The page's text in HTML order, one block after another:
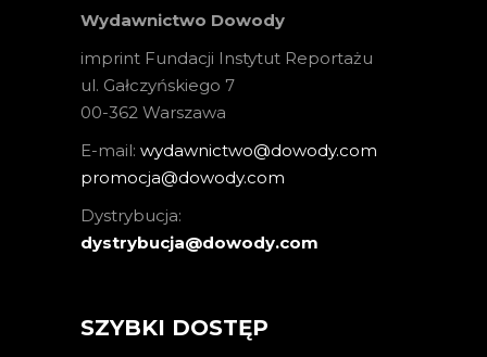
Wydawnictwo Dowody
imprint Fundacji Instytut Reportażu
ul. Gałczyńskiego 7
00-362 Warszawa
E-mail: wydawnictwo@dowody.com
promocja@dowody.com
Dystrybucja:
dystrybucja@dowody.com
SZYBKI DOSTĘP